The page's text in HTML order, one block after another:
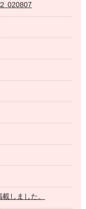
020807
しました。